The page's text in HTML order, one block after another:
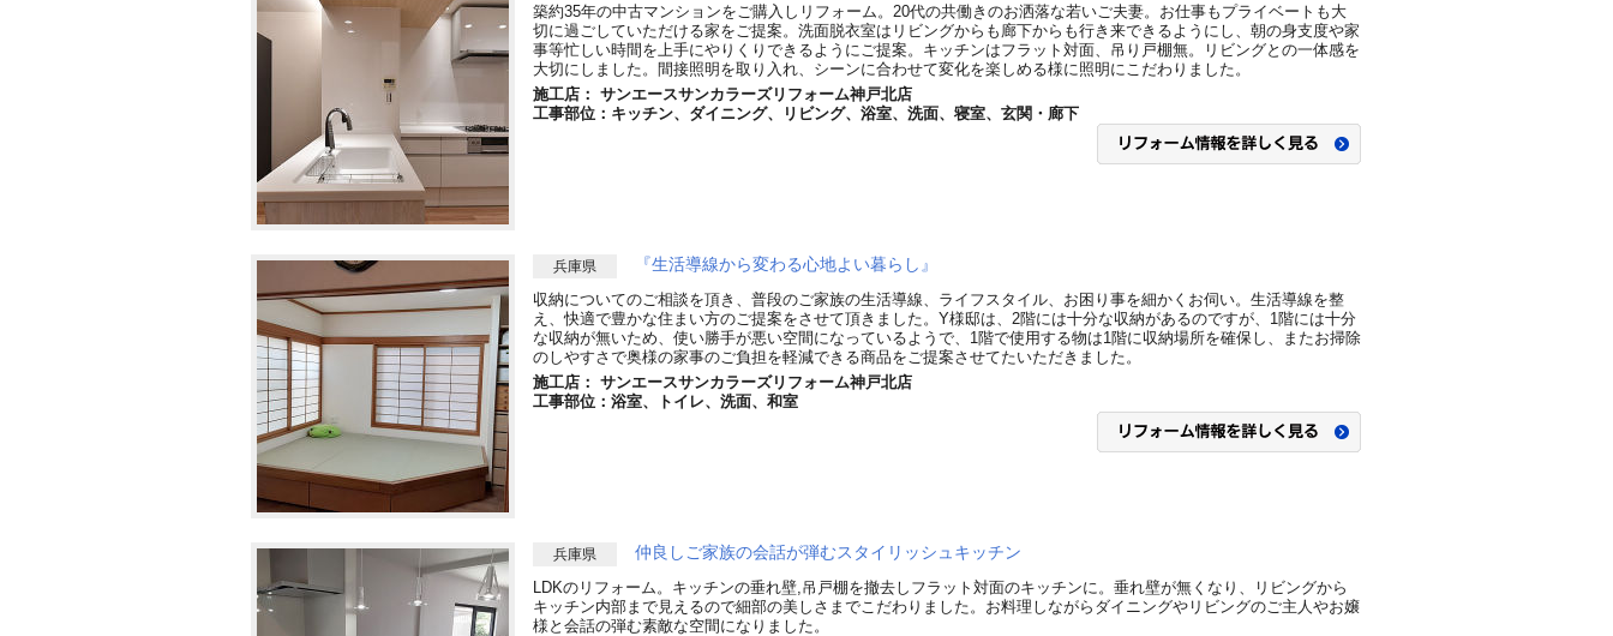
築約35年の中古マンションをご購入しリフォーム。20代の共働きのお洒落な若いご夫妻。お仕事もプライベートも大
切に過ごしていただける家をご提案。洗面脱衣室はリビングからも廊下からも行き来できるようにし、朝の身支度や家
事等忙しい時間を上手にやりくりできるようにご提案。キッチンはフラット対面、吊り戸棚無。リビングとの一体感を
大切にしました。間接照明を取り入れ、シーンに合わせて変化を楽しめる様に照明にこだわりました。
施工店： サンエースサンカラーズリフォーム神戸北店
工事部位：キッチン、ダイニング、リビング、浴室、洗面、寝室、玄関・廊下
兵庫県 『生活導線から変わる心地よい暮らし』
収納についてのご相談を頂き、普段のご家族の生活導線、ライフスタイル、お困り事を細かくお伺い。生活導線を整
え、快適で豊かな住まい方のご提案をさせて頂きました。Y様邸は、2階には十分な収納があるのですが、1階には十分
な収納が無いため、使い勝手が悪い空間になっているようで、1階で使用する物は1階に収納場所を確保し、またお掃除
のしやすさで奥様の家事のご負担を軽減できる商品をご提案させてたいただきました。
施工店： サンエースサンカラーズリフォーム神戸北店
工事部位：浴室、トイレ、洗面、和室
兵庫県 仲良しご家族の会話が弾むスタイリッシュキッチン
LDKのリフォーム。キッチンの垂れ壁,吊戸棚を撤去しフラット対面のキッチンに。垂れ壁が無くなり、リビングから
キッチン内部まで見えるので細部の美しさまでこだわりました。お料理しながらダイニングやリビングのご主人やお嬢
様と会話の弾む素敵な空間になりました。